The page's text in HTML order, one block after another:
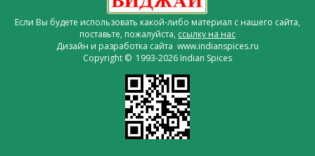
Если Вы будете использовать какой-либо материал с нашего сайта,
поставьте, пожалуйста, ссылку на нас
Дизайн и разработка сайта www.indianspices.ru
Copyright © 1993-2026 Indian Spices